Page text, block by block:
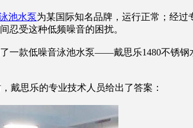
池水泵为某国际知名品牌，运行正常；经过
忍受这种低频噪音的困扰。
一款低噪音泳池水泵——戴思乐1480不锈钢
戴思乐的专业技术人员给出了答案：